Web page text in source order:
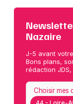
Nazaire
J-5 avant
Bons plans,
rédaction
Choisir mes